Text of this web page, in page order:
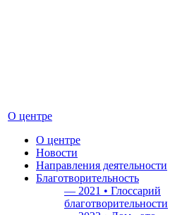
О центре
О центре
Новости
Направления деятельности
Благотворительность
— 2021 • Глоссарий
благотворительности